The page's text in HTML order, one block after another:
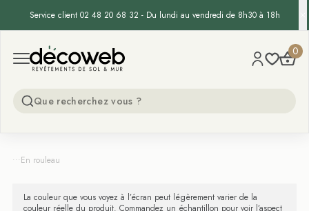
Service client 02 48 20 68 32 - Du lundi au vendredi de 8h30 à 18h
Open menu
Decoweb 0
...En rouleau
La couleur que vous voyez à l’écran peut légèrement varier de la
couleur réelle du produit. Commandez un échantillon pour voir l’aspect